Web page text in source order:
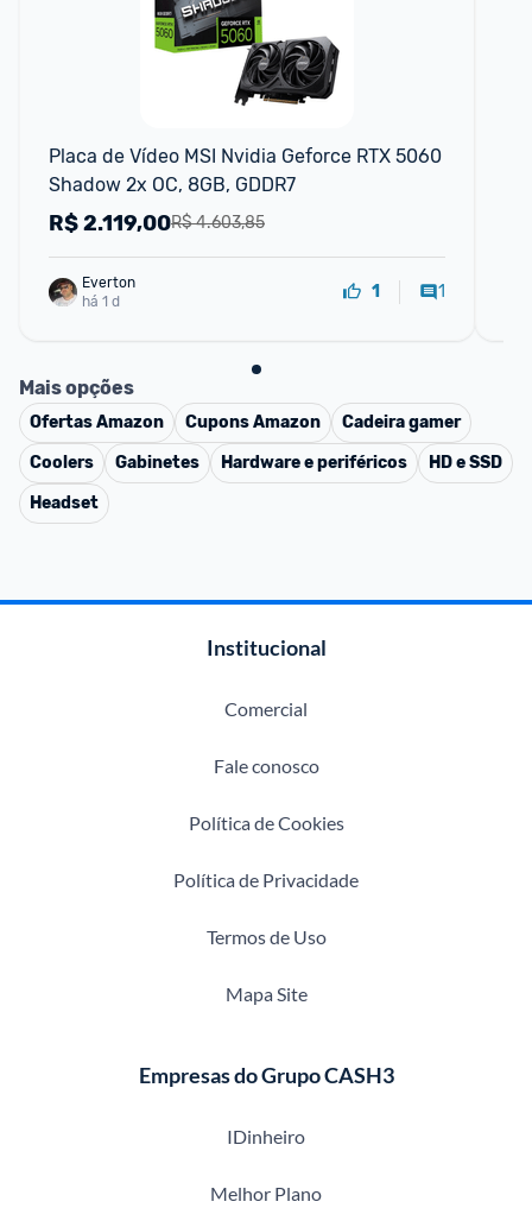
Placa de Vídeo MSI Nvidia Geforce RTX 5060
Shadow 2x OC, 8GB, GDDR7
R$ 4.603,85
R$2.119,00
Everton
há 1 d
1 1
Mais opções
OfertasAmazon CuponsAmazon
Cadeira gamer
Coolers
Gabinetes Hardware e periféricos
HD e SSD
Headset
Institucional
Comercial
Fale conosco
Política de Cookies
Política de Privacidade
Termos de Uso
Mapa Site
Empresas do Grupo CASH3
IDinheiro
Melhor Plano